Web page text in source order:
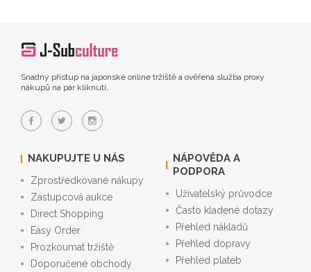
Snadný přístup na japonské online tržiště a ověřená služba proxy
nákupů na pár kliknutí.
NAKUPUJTE U NÁS
Zprostředkované nákupy
Zástupcová aukce
Direct Shopping
Easy Order
Prozkoumat tržiště
Doporučené obchody
NÁPOVĚDA A
PODPORA
Uživatelský průvodce
Často kladené dotazy
Přehled nákladů
Přehled dopravy
Přehled plateb